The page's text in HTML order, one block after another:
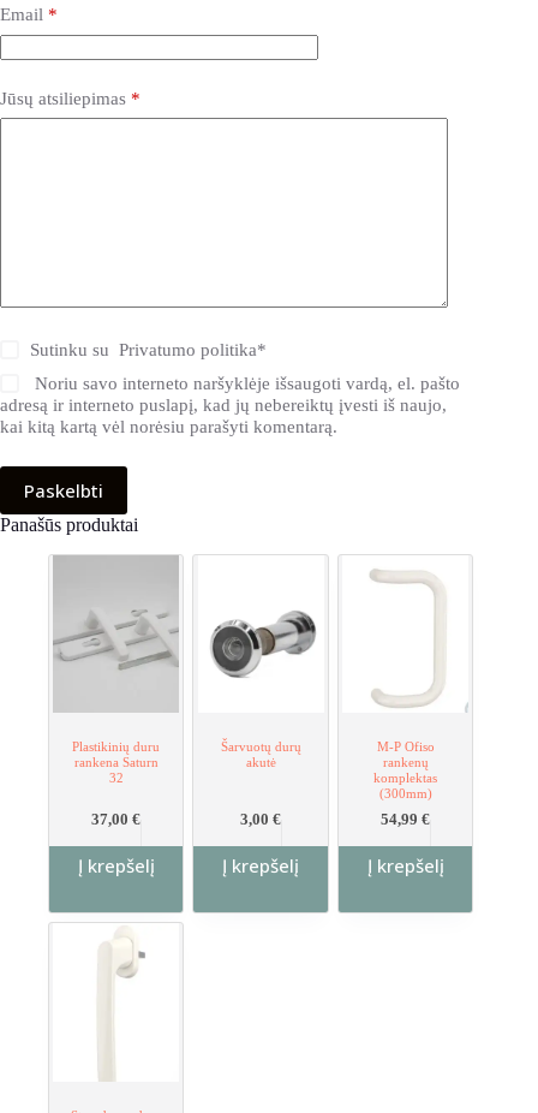
Email *
Jūsų atsiliepimas *
Sutinku suPrivatumo politika*
Noriu savo interneto naršyklėje išsaugoti vardą, el. pašto
adresą ir interneto puslapį, kad jų nebereiktų įvesti iš naujo,
kai kitą kartą vėl norėsiu parašyti komentarą.
Paskelbti
Panašūs produktai
Plastikinių duru
rankena Saturn
32
37,00€
Į krepšelį
Šarvuotų durų
akutė
3,00€
Į krepšelį
M-P Ofiso
rankenų
komplektas
(300mm)
54,99€
Į krepšelį